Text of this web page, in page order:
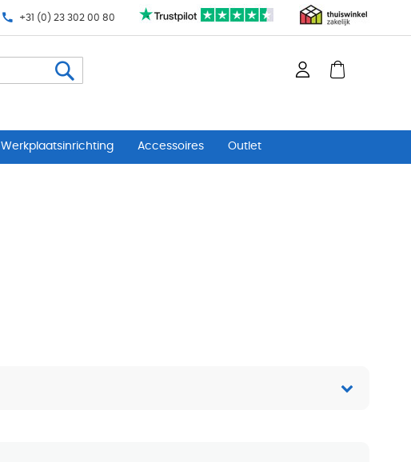
+31 (0) 23 302 00 80
Werkplaatsinrichting Accessoires Outlet